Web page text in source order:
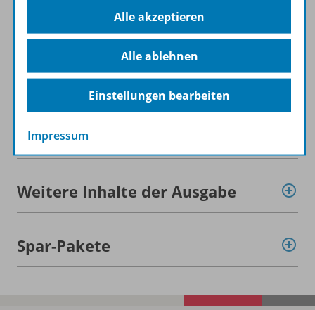
Informationen
Beschreibung
Weitere Inhalte der Ausgabe
Spar-Pakete
Alle akzeptieren
Alle ablehnen
Einstellungen bearbeiten
Impressum